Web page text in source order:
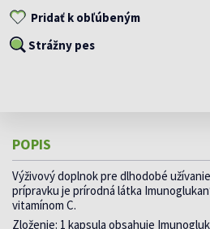
Pridať k obľúbeným
Strážny pes
POPIS
Výživový doplnok pre dlhodobé
prípravku je prírodná látka
vitamínom C.
Zloženie: 1 kapsula obsahuje